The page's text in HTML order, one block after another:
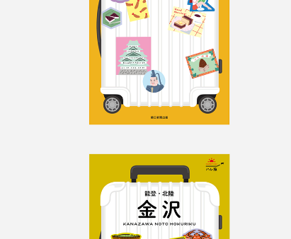
ハレ旅　金沢